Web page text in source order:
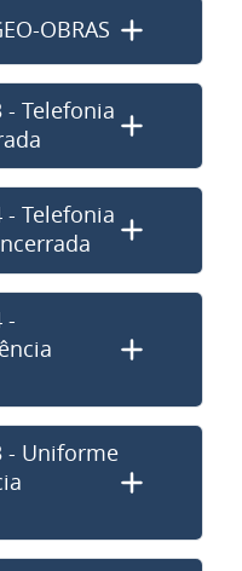
OBRAS
- Telefonia
- Telefonia
-
- Uniforme